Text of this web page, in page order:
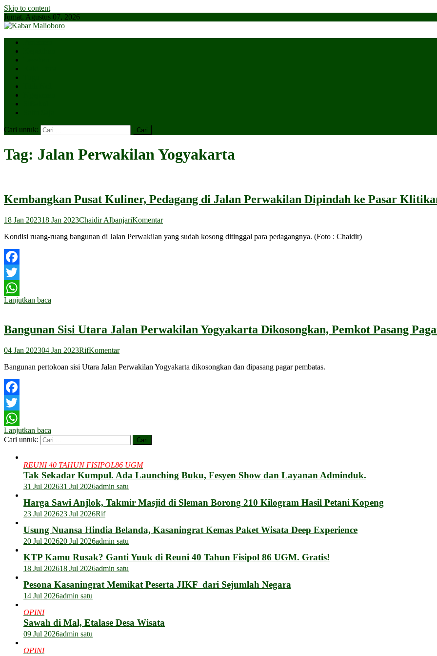
Skip to content
Jumat, Agustus 07, 2026
Cari untuk:
Tag: Jalan Perwakilan Yogyakarta
Kembangkan Pusat Kuliner, Pedagang di Jalan Perwakilan Dipindah ke Pasar
18 Jan 202318 Jan 2023Chaidir AlbanjariKomentar
Kondisi ruang-ruang bangunan di Jalan Perwakilan yang sudah kosong ditinggal para pedagangnya. (Foto : Chaidir)
Facebook
Twitter
WhatsApp
Lanjutkan baca
Bangunan Sisi Utara Jalan Perwakilan Yogyakarta Dikosongkan, Pemkot Pasang
04 Jan 202304 Jan 2023RifKomentar
Bangunan pertokoan sisi Utara Jalan Perwakilan Yogyakarta dikosongkan dan dipasang pagar pembatas.
Facebook
Twitter
WhatsApp
Lanjutkan baca
Cari untuk:
REUNI 40 TAHUN FISIPOL86 UGM
Tak Sekadar Kumpul. Ada Launching Buku, Fesyen Show dan Layanan Adminduk.
31 Jul 202631 Jul 2026admin satu
Harga Sawi Anjlok, Takmir Masjid di Sleman Borong 210 Kilogram Hasil Petani Kopeng
23 Jul 202623 Jul 2026Rif
Usung Nuansa Hindia Belanda, Kasaningrat Kemas Paket Wisata Deep Experience
20 Jul 202620 Jul 2026admin satu
KTP Kamu Rusak? Ganti Yuuk di Reuni 40 Tahun Fisipol 86 UGM. Gratis!
18 Jul 202618 Jul 2026admin satu
Pesona Kasaningrat Memikat Peserta JIKF dari Sejumlah Negara
14 Jul 2026admin satu
OPINI
Sawah di Mal, Etalase Desa Wisata
09 Jul 2026admin satu
OPINI